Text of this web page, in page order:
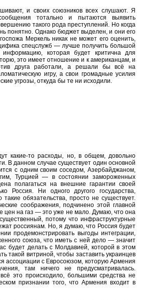
и своих союзников всех слушают. Я
тотально и пытаются выявить
такого рода преступлений. Но когда
понятно. Однако бюджет выделен, и они его
Меркель никак не может его оценить,
спецслужб — лучше получить большой
которая будет критична для
это имеет отношение и к американцам, и
друга работали, а решали бы всё на
игру, а свои громадные усилия
угрозы, откуда бы те ни исходили.
какие-то расходы, но, в общем, довольно
В данном случае существует один основной
с одним своим соседом, Азербайджаном,
Турцией — в состоянии замороженных
полагаться на внешние гарантии своей
Россия. Ни одного другого государства,
обязательства, просто не существует.
соображения, подчинено этой главной
цен на газ — это уже не мало. Думаю, что она
потому что инфраструктурные
россиянам. Но, я думаю, что Россия будет
продемонстрировать выгоды интеграции,
союза, что иметь с ней дело — значит
будет делать с Молдавией, которой в этом
такой витриной, чтобы заставить украинцев
ассоциации с Евросоюзом, которую Армения
там ничего не предусматривалась.
это происходило, большими средства не
признании того, что Армения входит в